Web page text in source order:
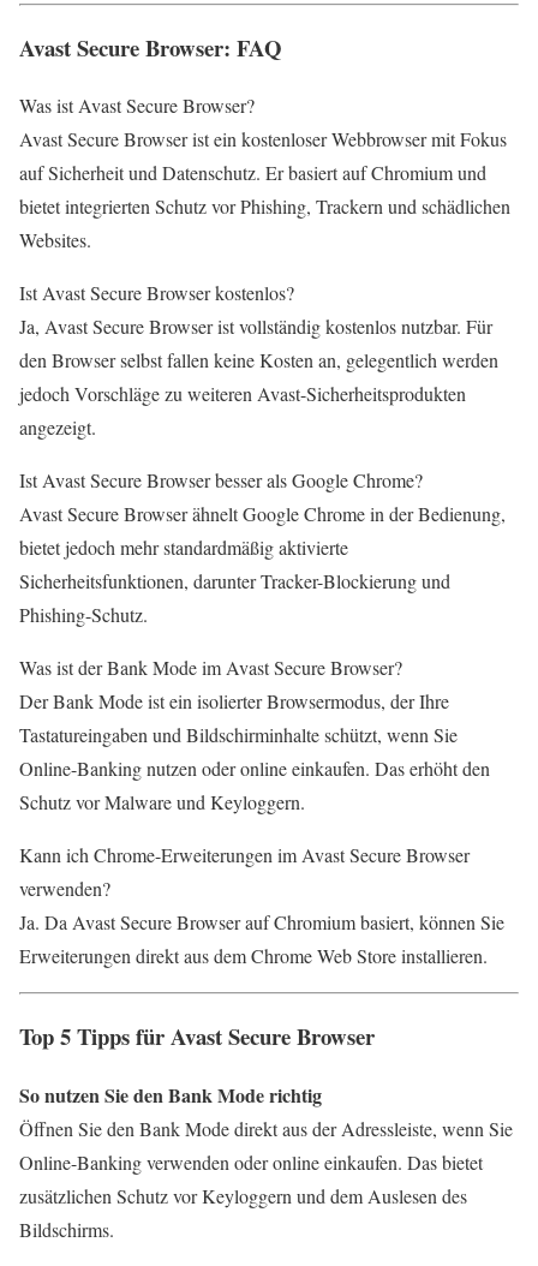
Avast Secure Browser: FAQ
Was ist Avast Secure Browser?
Avast Secure Browser ist ein kostenloser Webbrowser mit Fokus
auf Sicherheit und Datenschutz. Er basiert auf Chromium und
bietet integrierten Schutz vor Phishing, Trackern und schädlichen
Websites.
Ist Avast Secure Browser kostenlos?
Ja, Avast Secure Browser ist vollständig kostenlos nutzbar. Für
den Browser selbst fallen keine Kosten an, gelegentlich werden
jedoch Vorschläge zu weiteren Avast-Sicherheitsprodukten
angezeigt.
Ist Avast Secure Browser besser als Google Chrome?
Avast Secure Browser ähnelt Google Chrome in der Bedienung,
bietet jedoch mehr standardmäßig aktivierte
Sicherheitsfunktionen, darunter Tracker-Blockierung und
Phishing-Schutz.
Was ist der Bank Mode im Avast Secure Browser?
Der Bank Mode ist ein isolierter Browsermodus, der Ihre
Tastatureingaben und Bildschirminhalte schützt, wenn Sie
Online-Banking nutzen oder online einkaufen. Das erhöht den
Schutz vor Malware und Keyloggern.
Kann ich Chrome-Erweiterungen im Avast Secure Browser
verwenden?
Ja. Da Avast Secure Browser auf Chromium basiert, können Sie
Erweiterungen direkt aus dem Chrome Web Store installieren.
Top 5 Tipps für Avast Secure Browser
So nutzen Sie den Bank Mode richtig
Öffnen Sie den Bank Mode direkt aus der Adressleiste, wenn Sie
Online-Banking verwenden oder online einkaufen. Das bietet
zusätzlichen Schutz vor Keyloggern und dem Auslesen des
Bildschirms.